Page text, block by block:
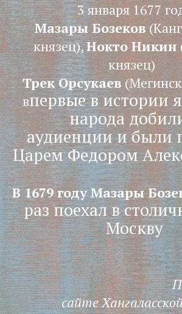
3 января 1677
Мазары Бозеков
князец),Нокто Никин
князец)
Трек Орсукаев
впервые в истории
народа
аудиенции и были
Царем Федором
В 1679 году Мазары
раз поехал в
Москву
сайте